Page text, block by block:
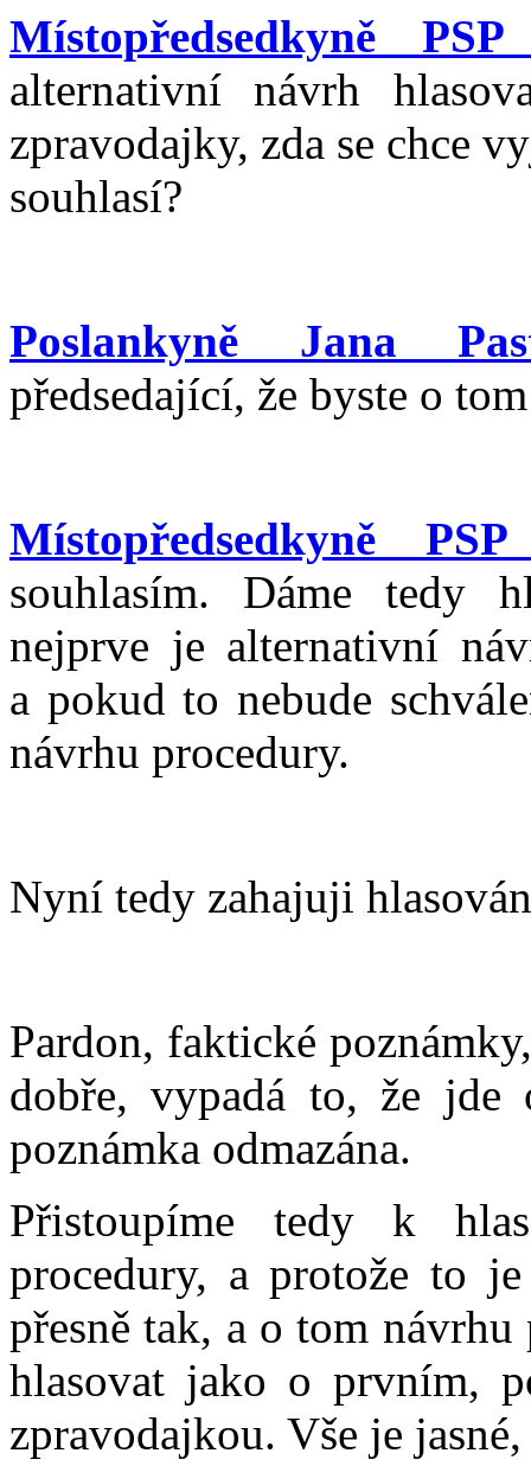
Místopředsedkyně
alternativní návrh
zpravodajky, zda se chce
souhlasí?
Poslankyně Jana
předsedající, že byste o
Místopředsedkyně
souhlasím. Dáme tedy
nejprve je alternativní
a pokud to nebude
návrhu procedury.
Nyní tedy zahajuji
Pardon, faktické
dobře, vypadá to, že
poznámka odmazána.
Přistoupíme tedy k
procedury, a protože to
přesně tak, a o tom
hlasovat jako o prvním,
zpravodajkou. Vše je